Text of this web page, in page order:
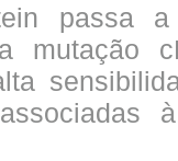
passa
mutação